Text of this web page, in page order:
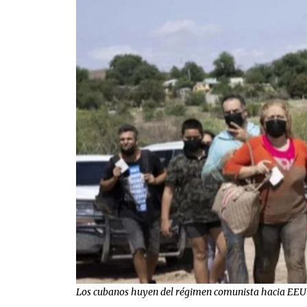
Los cubanos huyen del régimen comunista hacia